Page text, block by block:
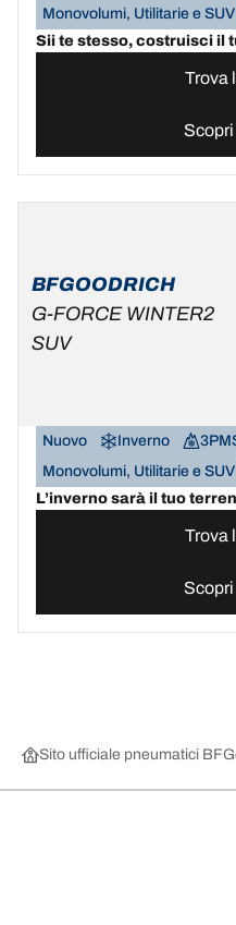
Monovolumi, Utilitarie e SUV
Sii te stesso, costruisci il
Trova
BFGOODRICH
G-FORCE WINTER2
SUV
Nuovo Inverno
Monovolumi, Utilitarie e SUV
L’inverno sarà il tuo
Trova
Sito ufficiale pneumatici